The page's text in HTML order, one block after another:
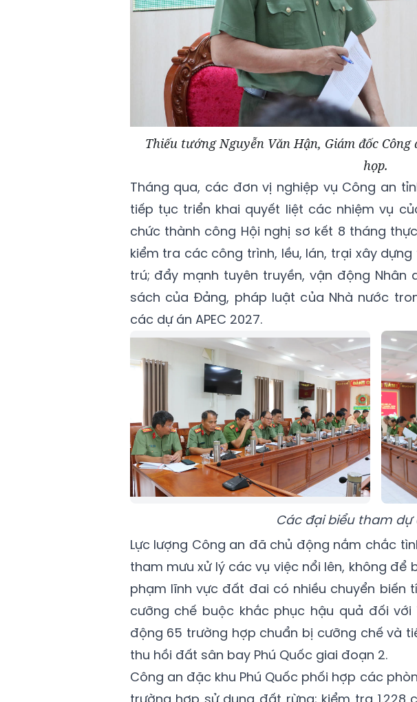
Thiếu tướng Nguyễn Văn Hận, Giám đốc
họp.
Tháng qua, các đơn vị nghiệp vụ Công an
tiếp tục triển khai quyết liệt các nhiệm vụ
chức thành công Hội nghị sơ kết 8 tháng
kiểm tra các công trình, lều, lán, trại xây
trú; đẩy mạnh tuyên truyền, vận động Nhân
sách của Đảng, pháp luật của Nhà nước
các dự án APEC 2027.
Các đại biểu tham
Lực lượng Công an đã chủ động nắm chắc
tham mưu xử lý các vụ việc nổi lên, không để
phạm lĩnh vực đất đai có nhiều chuyển biến
cưỡng chế buộc khắc phục hậu quả đối với
động 65 trường hợp chuẩn bị cưỡng chế và
thu hồi đất sân bay Phú Quốc giai đoạn 2.
Công an đặc khu Phú Quốc phối hợp các